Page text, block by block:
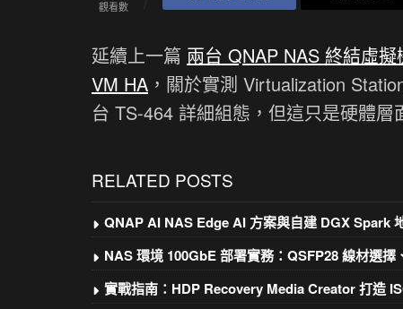
觀看數
延續上一篇 兩台 QNAP NAS 終結虛
VM HA ，關於實測 Virtualization
台 TS-464 詳細組態，但這只是硬體
RELATED POSTS
QNAP AI NAS Edge AI 方案與自建 DGX Spark
NAS 環境 100GbE 部署實務：QSFP28 線材選
實戰指南：HDP Recovery Media Creator 打造